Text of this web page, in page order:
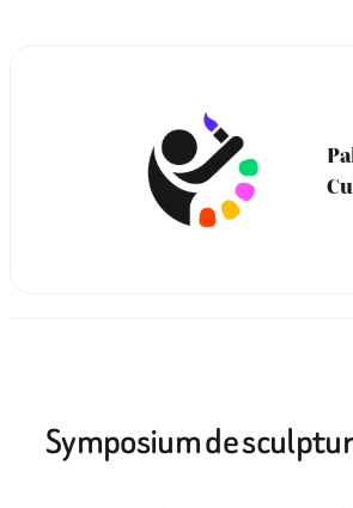
Symposium de